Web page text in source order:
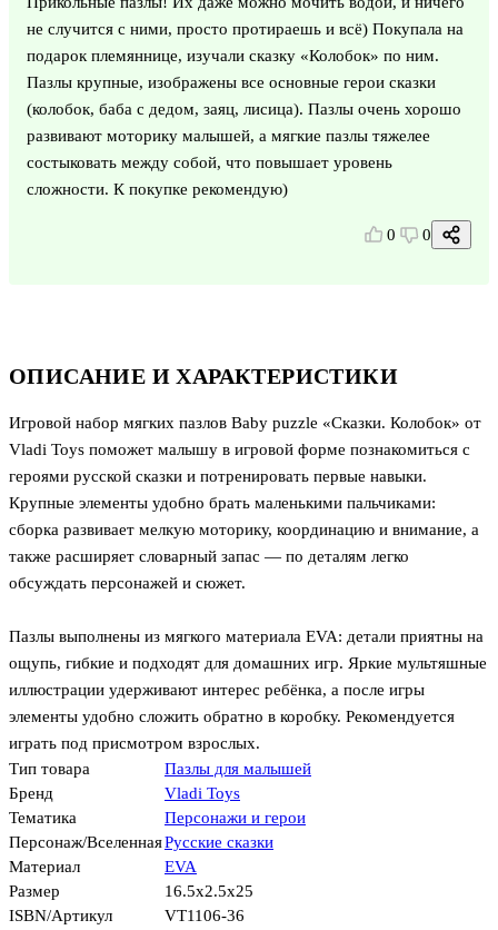
ОПИСАНИЕ И ХАРАКТЕРИСТИКИ
Игровой набор мягких пазлов Baby puzzle «Сказки. Колобок» от
Vladi Toys поможет малышу в игровой форме познакомиться с
героями русской сказки и потренировать первые навыки.
Крупные элементы удобно брать маленькими пальчиками:
сборка развивает мелкую моторику, координацию и внимание, а
также расширяет словарный запас — по деталям легко
обсуждать персонажей и сюжет.
Пазлы выполнены из мягкого материала EVA: детали приятны на
ощупь, гибкие и подходят для домашних игр. Яркие мультяшные
иллюстрации удерживают интерес ребёнка, а после игры
элементы удобно сложить обратно в коробку. Рекомендуется
играть под присмотром взрослых.
Тип товара
Пазлы для малышей
Бренд
Vladi Toys
Тематика
Персонажи и герои
Персонаж/ВселеннаяРусские сказки
Материал
EVA
Размер
16.5x2.5x25
ISBN/Артикул
VT1106-36
не случится с ними, просто протираешь и всё) Покупала на
подарок племяннице, изучали сказку «Колобок» по ним.
Пазлы крупные, изображены все основные герои сказки
(колобок, баба с дедом, заяц, лисица). Пазлы очень хорошо
развивают моторику малышей, а мягкие пазлы тяжелее
состыковать между собой, что повышает уровень
сложности. К покупке рекомендую)
0 0